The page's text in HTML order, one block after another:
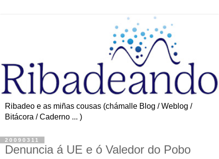
Ribadeo e as miñas cousas (chámalle Blog / Weblog /
Bitácora / Caderno ... )
20090311
Denuncia á UE e ó Valedor do Pobo